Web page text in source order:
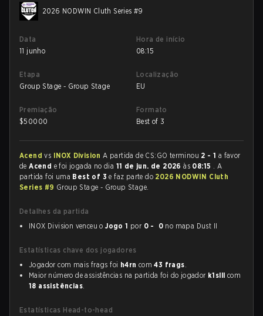
2026 NODWIN Cluth Series #9
Data
11 junho
Hora de início
08:15
Etapa
Group Stage - Group Stage
Localização
EU
Premiação
$50000
Formato
Best of 3
Acendvs INOX DivisionA partida de CS:GO terminou 2 - 1 a favor
deAcend e foi jogada no dia 11 de jun. de 2026às 08:15 . A
partida foi uma Best of 3e faz parte do 2026 NODWIN Cluth
Series #9 Group Stage - Group Stage.
Detalhes da partida
INOX Division venceu oJogo 1 por 0 - 0 no mapa Dust II
Estatísticas chave dos jogadores
Jogador com mais frags foi h4rn com43 frags.
Maior número de assistências na partida foi do jogador k1slll com
18 assistências.
Estatísticas Head-to-head